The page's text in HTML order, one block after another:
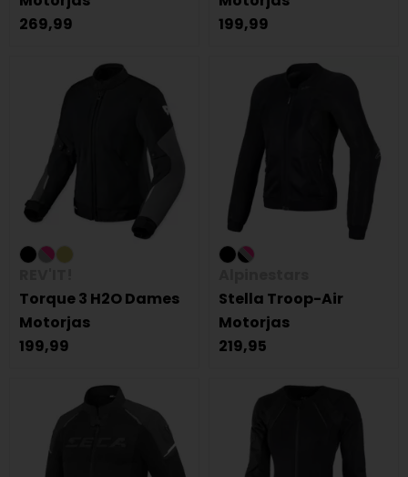
269,99
199,99
Torque 3 H2O Dames
Motorjas
199,99
Stella Troop-Air
Motorjas
219,95